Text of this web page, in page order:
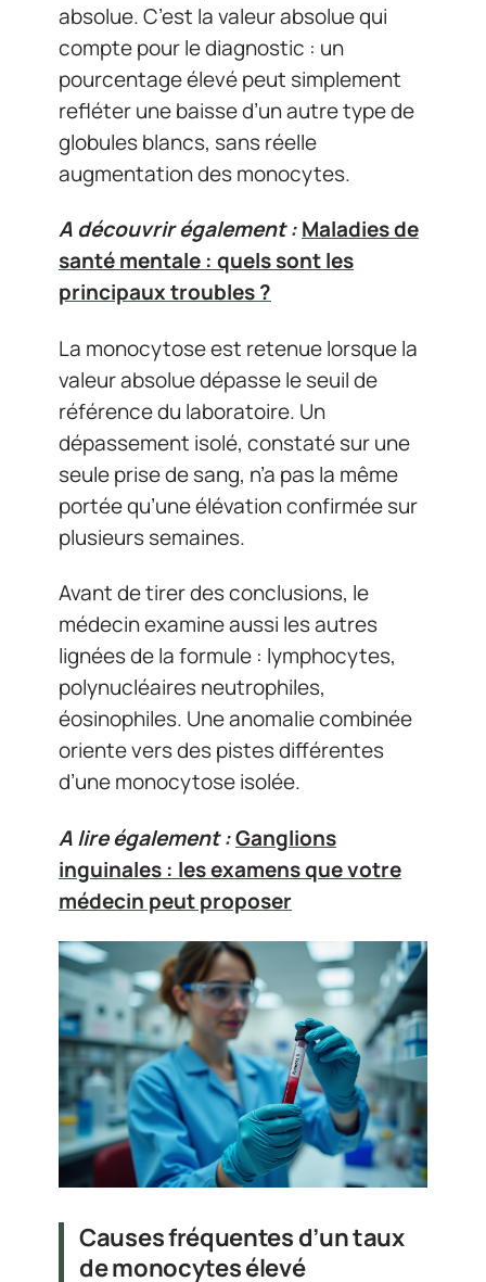
absolue. C’est la valeur absolue qui
compte pour le diagnostic : un
pourcentage élevé peut simplement
refléter une baisse d’un autre type de
globules blancs, sans réelle
augmentation des monocytes.
A découvrir également :Maladies de
santé mentale : quels sont les
principaux troubles ?
La monocytose est retenue lorsque la
valeur absolue dépasse le seuil de
référence du laboratoire. Un
dépassement isolé, constaté sur une
seule prise de sang, n’a pas la même
portée qu’une élévation confirmée sur
plusieurs semaines.
Avant de tirer des conclusions, le
médecin examine aussi les autres
lignées de la formule : lymphocytes,
polynucléaires neutrophiles,
éosinophiles. Une anomalie combinée
oriente vers des pistes différentes
d’une monocytose isolée.
A lire également :Ganglions
inguinales : les examens que votre
médecin peut proposer
Causes fréquentes d’un taux
de monocytes élevé